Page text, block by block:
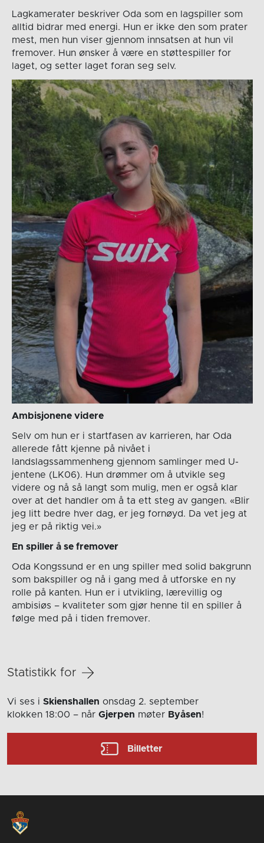
Lagkamerater beskriver Oda som en lagspiller som
alltid bidrar med energi. Hun er ikke den som prater
mest, men hun viser gjennom innsatsen at hun vil
fremover. Hun ønsker å være en støttespiller for
laget, og setter laget foran seg selv.
Ambisjonene videre
Selv om hun er i startfasen av karrieren, har Oda
allerede fått kjenne på nivået i
landslagssammenheng gjennom samlinger med U-
jentene (LK06). Hun drømmer om å utvikle seg
videre og nå så langt som mulig, men er også klar
over at det handler om å ta ett steg av gangen. «Blir
jeg litt bedre hver dag, er jeg fornøyd. Da vet jeg at
jeg er på riktig vei.»
En spiller å se fremover
Oda Kongssund er en ung spiller med solid bakgrunn
som bakspiller og nå i gang med å utforske en ny
rolle på kanten. Hun er i utvikling, lærevillig og
ambisiøs – kvaliteter som gjør henne til en spiller å
følge med på i tiden fremover.
Statistikk for
Vi ses i Skienshallen onsdag 2. september
klokken 18:00 – når Gjerpen møter Byåsen!
Billetter